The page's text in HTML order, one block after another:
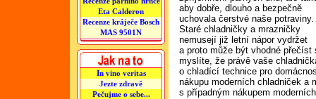
Eta Calderon
Recenze kráječe Bosch
MAS 9501N
In vino veritas
Jezte zdravě
Pečujme o sebe...
aby dobře, dlouho a bezpečně
uchovala čerstvé naše potraviny.
Staré chladničky a mrazničky
nemusejí již letní nápor vydržet
a proto může být vhodné
myslíte, že právě vaše
o chladící technice pro
nákupu moderních chladniček a
s případným nákupem